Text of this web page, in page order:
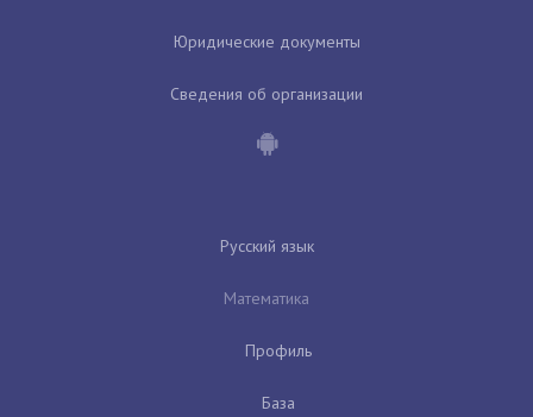
Юридические документы
Сведения об организации
Русский язык
Математика
Профиль
База